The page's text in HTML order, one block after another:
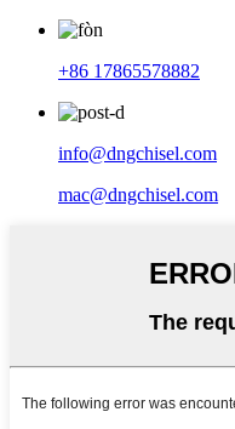
+86 17865578882
info@dngchisel.com
mac@dngchisel.com